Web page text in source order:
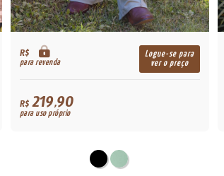
R$
para revenda
Logue-se para
ver o preço
R$219,90
para uso próprio